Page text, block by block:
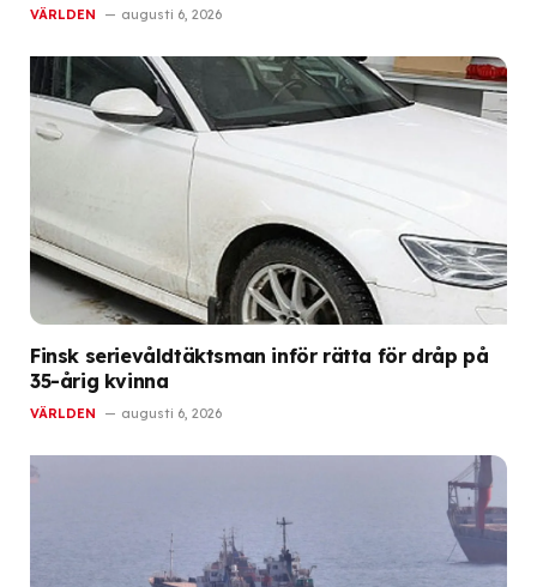
VÄRLDEN augusti 6, 2026
Finsk serievåldtäktsman inför rätta för dråp på
35-årig kvinna
VÄRLDEN augusti 6, 2026